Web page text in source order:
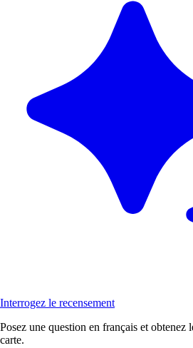
Interrogez le recensement
Posez une question en français et obtenez
carte.